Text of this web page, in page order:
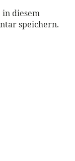
in diesem
speichern.